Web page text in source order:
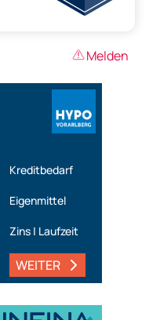
Melden
Kreditbedarf
Eigenmittel
Zins | Laufzeit
WEITER